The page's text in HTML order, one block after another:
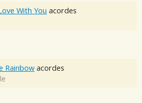
With You acordes
Rainbow acordes